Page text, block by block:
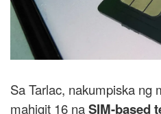
Sa Tarlac, nakumpiska ng
mahigit 16 naSIM-based